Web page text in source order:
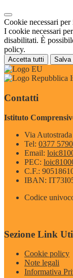
Cookie necessari
I cookie necessari
disabilitati. È
policy.
Accetta tutti Salva
Contatti
Istituto
Via
Tel: 0377
Email:
PEC:
C.F.:
IBAN:
Codice
Sezione Link
Cookie policy
Note legali
Informativa